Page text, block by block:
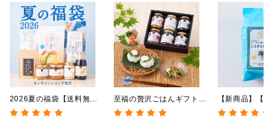
【新商品】【
やしだし茶漬
至福の贅沢ごはんギフト
【送料込/沖縄県送料別
2026夏の福袋【送料無
料】【オンライン限定】